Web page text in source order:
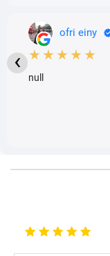
ofri einy
★★★★★
null
‹